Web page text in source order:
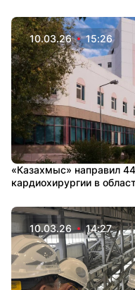
10.03.26 15:26
«Казахмыс» направил
кардиохирургии в
10.03.26 14:27